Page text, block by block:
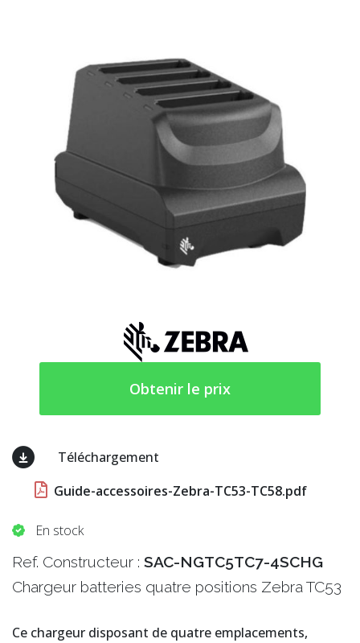
Obtenir le prix
Téléchargement
Guide-accessoires-Zebra-TC53-TC58.pdf
En stock
Ref. Constructeur : SAC-NGTC5TC7-4SCHG
Chargeur batteries quatre positions Zebra TC53
Ce chargeur disposant de quatre emplacements,